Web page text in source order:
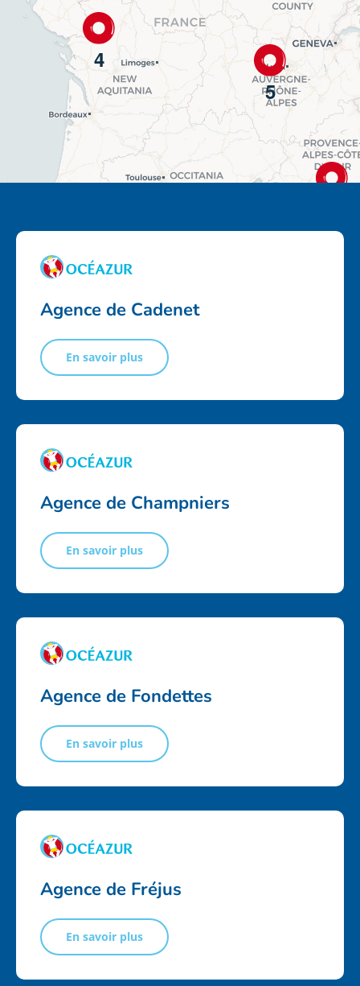
4
5
Agence de Cadenet
En savoir plus
Agence de Champniers
En savoir plus
Agence de Fondettes
En savoir plus
Agence de Fréjus
En savoir plus